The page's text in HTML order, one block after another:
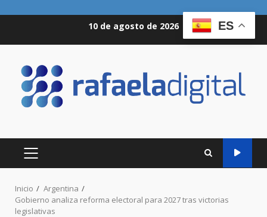
10 de agosto de 2026
MENÚ
PRINCIPAL
Inicio
Argentina
Gobierno analiza reforma electoral para 2027 tras victorias
legislativas
ES